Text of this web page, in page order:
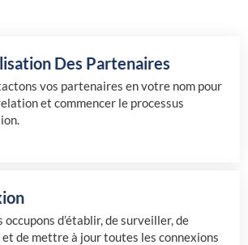
Des Partenaires
vos partenaires en votre nom pour
et commencer le processus
occupons d’établir, de surveiller, de
de mettre à jour toutes les connexions